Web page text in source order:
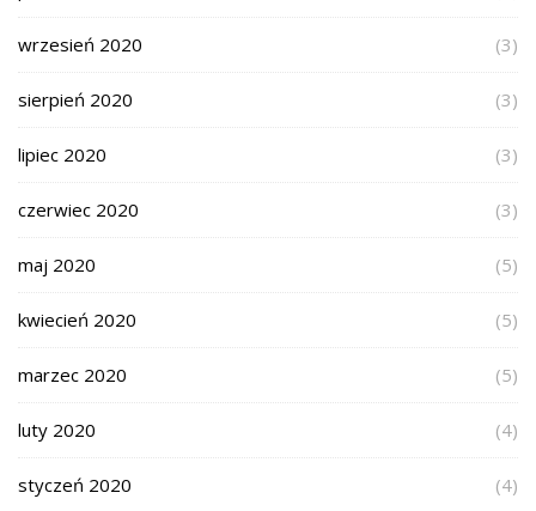
wrzesień 2020 (3)
sierpień 2020 (3)
lipiec 2020 (3)
czerwiec 2020 (3)
maj 2020 (5)
kwiecień 2020 (5)
marzec 2020 (5)
luty 2020 (4)
styczeń 2020 (4)